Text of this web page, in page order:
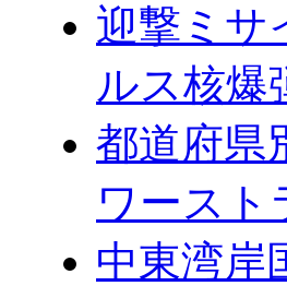
迎撃ミサ
ルス核爆
都道府県
ワースト
中東湾